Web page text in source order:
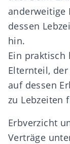
anderweitige
dessen
hin.
Ein praktisch
Elternteil,
auf dessen
zu Lebzeiten
Erbverzicht
Verträge